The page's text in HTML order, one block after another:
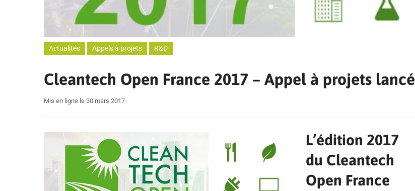
Actualités Appels à projets R&D
Cleantech Open France 2017 – Appel à projets lancé
Mis en ligne le 30 mars 2017
L’édition 2017
du Cleantech
Open France